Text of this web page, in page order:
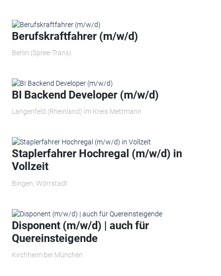
Berufskraftfahrer (m/w/d)
Berlin (Spree-Trans)
BI Backend Developer (m/w/d)
Langenfeld (Rheinland) im Kreis Mettmann
Staplerfahrer Hochregal (m/w/d) in
Vollzeit
Bingen, Wörrstadt
Disponent (m/w/d) | auch für
Quereinsteigende
Kirchheim bei München